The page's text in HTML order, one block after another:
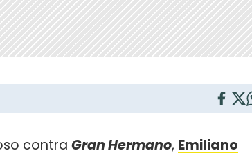
contra Gran Hermano, Emiliano